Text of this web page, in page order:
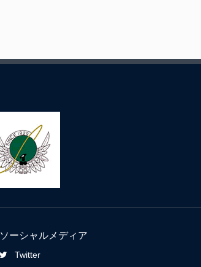
ソーシャルメディア
Twitter